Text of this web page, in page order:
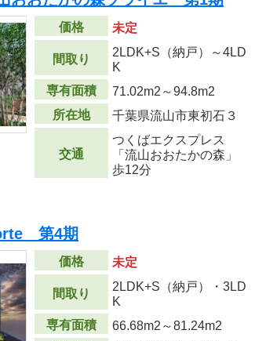
価格 未定
間取り
2LDK+S（納戸）～4LD
K
専有面積
71.02m2 ～94.8m2
所在地
千葉県流山市東初石３
交通
つくばエクスプレス
「流山おおたかの森」
歩12分
第4期
価格 未定
間取り
2LDK+S（納戸）・3LD
K
専有面積
66.68m2 ～81.24m2